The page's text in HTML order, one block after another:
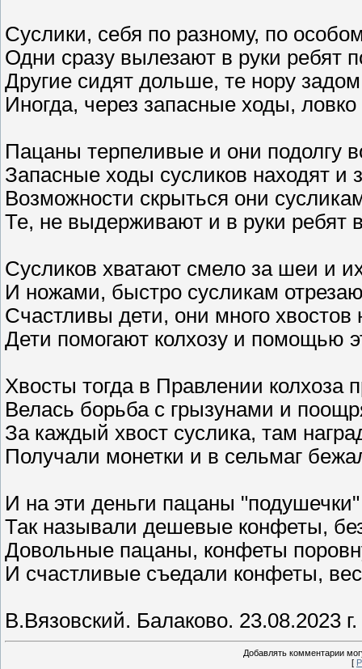
Суслики, себя по разному, по
Одни сразу вылезают в руки ребят
Другие сидят дольше, те нору задом
Иногда, через запасные ходы, ловко
Пацаны терпеливые и они подолгу
Запасные ходы сусликов находят и
Возможности скрыться они
Те, не выдерживают и в руки ребят
Сусликов хватают смело за шеи и
И ножами, быстро сусликам
Счастливы дети, они много хвостов
Дети помогают колхозу и помощью
Хвосты тогда в Правлении колхоза
Велась борьба с грызунами и
За каждый хвост суслика, там
Получали монетки и в сельмаг
И на эти деньги пацаны
Так называли дешевые конфеты,
Довольные пацаны, конфеты
И счастливые съедали конфеты,
В.Вязовский. Балаково. 23.08.2023 г.
Добавлять комментарии
[